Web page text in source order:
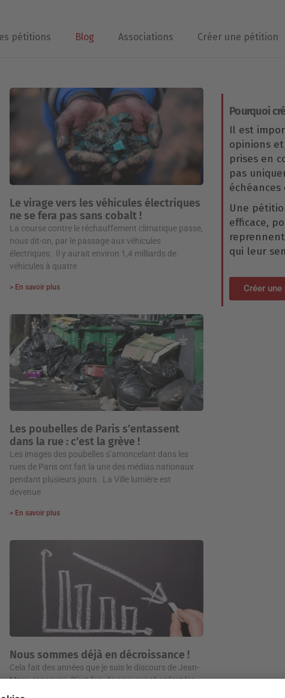
pétitions Blog Associations Créer une pétition
Le virage vers les véhicules électriques
ne se fera pas sans cobalt !
La course contre le réchauffement climatique passe,
nous dit-on, par le passage aux véhicules
électriques. Il y aurait environ 1,4 milliards de
véhicules à quatre
> En savoir plus
Les poubelles de Paris s’entassent
dans la rue : c’est la grève !
Les images des poubelles s’amoncelant dans les
rues de Paris ont fait la une des médias nationaux
pendant plusieurs jours. La Ville lumière est
devenue
> En savoir plus
Nous sommes déjà en décroissance !
Cela fait des années que je suis le discours de Jean-
Marc Jancovici. C’est l’un de ceux qui abordent les
Pourquoi
Il est
opinions
prises en
pas
Une
efficace,
qui leur
Créer